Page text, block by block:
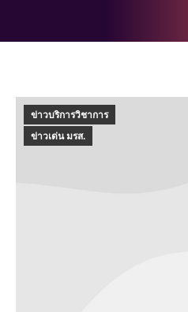
ข่าวบริการวิชาการ
ข่าวเด่น มรส.